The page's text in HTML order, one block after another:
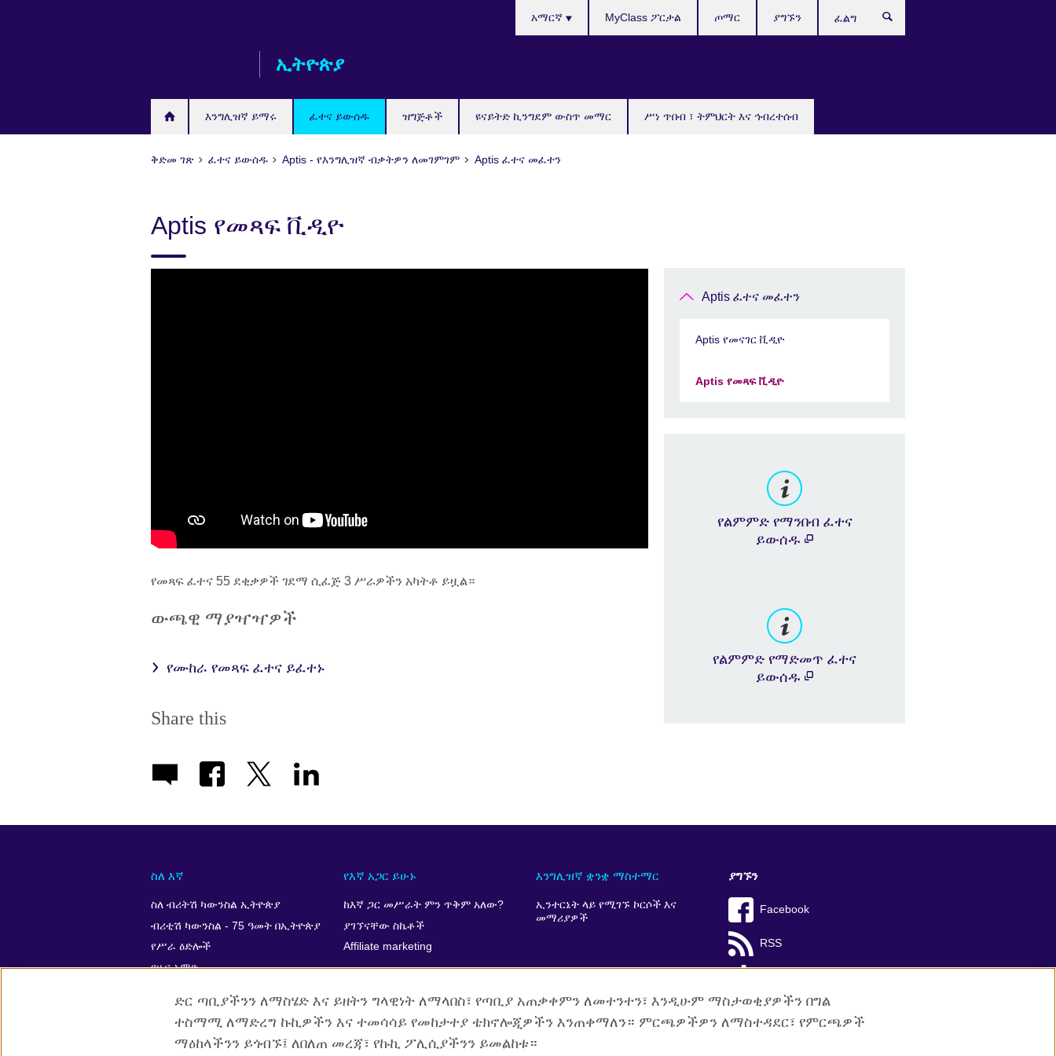
ኢትዮጵያ
እንግሊዝኛ ይማሩ ፈተና ይውሰዱ ዝግጅቶች ዩናይትድ ኪንግደም ውስጥ መማር ሥነ ጥበብ ፣ ትምህርት እና ኅብረተሰብ
አማርኛ MyClass ፖርታል ጦማር ያግኙን
ቅድመ ገጽ ፈተና ይውሰዱ Aptis - የእንግሊዝኛ ብቃትዎን ለመገምገም Aptis ፈተና መፈተን
Aptis የመጻፍ ቪዲዮ
የመጻፍ ፈተና 55 ደቂቃዎች ገደማ ሲፈጅ 3 ሥራዎችን አካትቶ ይዟል።
ውጫዊ ማያዣዣዎች
የሙከራ የመጻፍ ፈተና ይፈተኑ
Share this
Aptis ፈተና መፈተን
Aptis የመናገር ቪዲዮ
Aptis የመጻፍ ቪዲዮ
የልምምድ የማንበብ ፈተና
ይውሰዱ
የልምምድ የማድመጥ ፈተና
ይውሰዱ
ስለ እኛ
ስለ ብሪትሽ ካውንስል ኢትዮጵያ
ብሪቲሽ ካውንስል - 75 ዓመት በኢትዮጵያ
የሥራ ዕድሎች
የዜና አምድ
የእኛ አጋር ይሁኑ
ከእኛ ጋር መሥራት ምን ጥቅም አለው?
ያገኘናቸው ስኬቶች
Affiliate marketing
እንግሊዝኛ ቋንቋ ማስተማር
ኢንተርኔት ላይ የሚገኙ ኮርሶች እና
መማሪያዎች
ያግኙን
Facebook
RSS
ድር ጣቢያችንን ለማስሄድ እና ይዘትን ግላዊነት ለማላበስ፣ የጣቢያ አጠቃቀምን ለመተንተን፣ እንዲሁም ማስታወቂያዎችን በግል
ተስማሚ ለማድረግ ኩኪዎችን እና ተመሳሳይ የመከታተያ ቴክኖሎጂዎችን እንጠቀማለን። ምርጫዎችዎን ለማስተዳደር፣ የምርጫዎች
ማዕከላችንን ይጎብኙ፤ ለበለጠ መረጃ፣ የኩኪ ፖሊሲያችንን ይመልከቱ።